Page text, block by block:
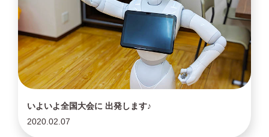
いよいよ全国大会に 出発します♪
2020.02.07